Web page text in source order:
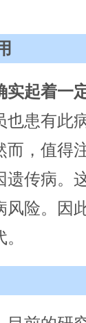
实起着一
患有此
，值得
传病。
风险。因